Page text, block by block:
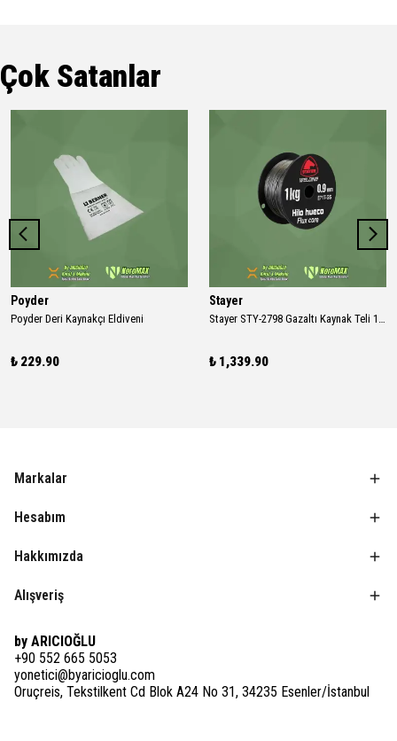
Çok Satanlar
Poyder
Poyder Deri Kaynakçı Eldiveni
₺ 229.90
Stayer
Stayer STY-2798 Gazaltı Kaynak Teli 1 Kg 0.9 Mm
₺ 1,339.90
Markalar
Hesabım
Hakkımızda
Alışveriş
by ARICIOĞLU
+90 552 665 5053
yonetici@byaricioglu.com
Oruçreis, Tekstilkent Cd Blok A24 No 31, 34235 Esenler/İstanbul